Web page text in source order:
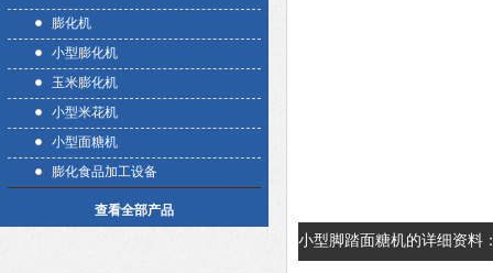
膨化机
小型膨化机
玉米膨化机
小型米花机
小型面糖机
膨化食品加工设备
查看全部产品
小型脚踏面糖机的详细资料